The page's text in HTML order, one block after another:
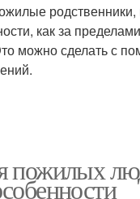
родственники,
как за
можно сделать с
пожилых